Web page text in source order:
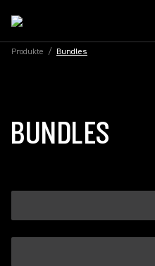
Produkte / Bundles
BUNDLES